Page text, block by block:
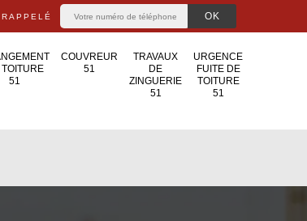
TOITURE
51
COUVREUR
51
TRAVAUX
DE
ZINGUERIE
51
URGENCE
FUITE DE
TOITURE
51